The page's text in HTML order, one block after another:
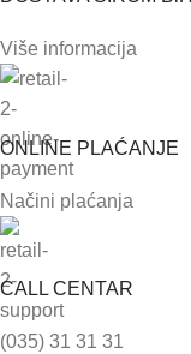
Više informacija
ONLINE PLAĆANJE
Načini plaćanja
CALL CENTAR
(035) 31 31 31